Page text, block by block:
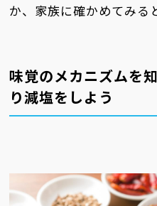
か、家族に確かめてみる
味覚のメカニズムを
り減塩をしよう